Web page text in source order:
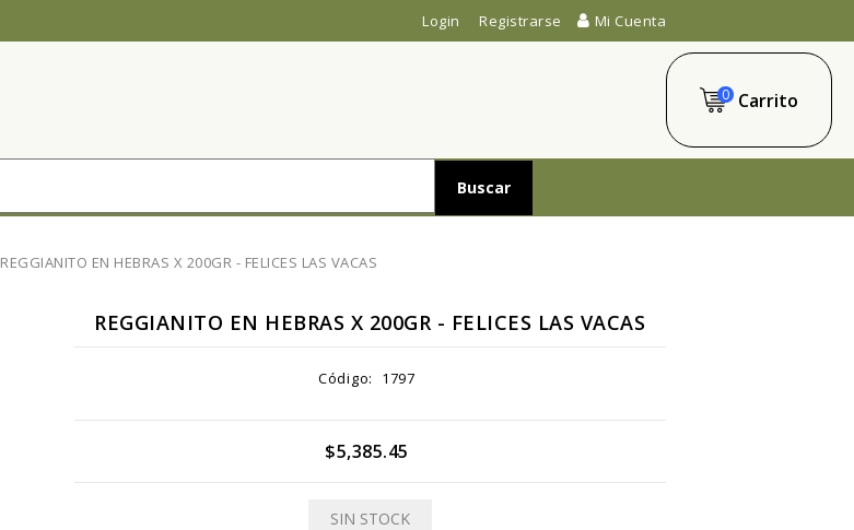
Login Registrarse Mi Cuenta
0 Carrito
Buscar
REGGIANITO EN HEBRAS X 200GR - FELICES LAS VACAS
REGGIANITO EN HEBRAS X 200GR - FELICES LAS VACAS
Código: 1797
$5,385.45
SIN STOCK